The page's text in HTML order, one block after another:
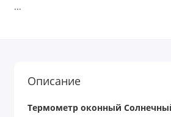
...
Описание
Термометр оконный